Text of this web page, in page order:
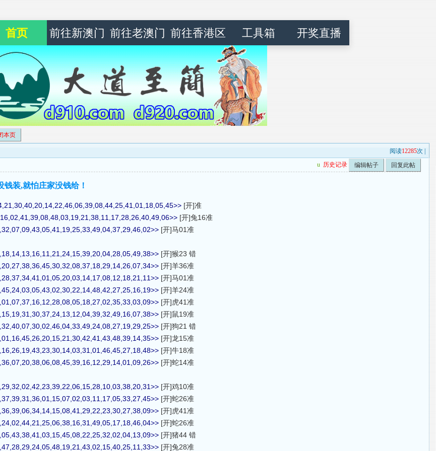
首页 前往新澳门 前往老澳门 前往香港区 工具箱 开奖直播
本页
阅读12285次 |
u 历史记录 编辑帖子 回复此帖
钱装,就怕庄家没钱给！
[开]准
[开]兔16准
[开]马01准
[开]猴23 错
[开]羊36准
[开]马01准
[开]羊24准
[开]虎41准
[开]鼠19准
[开]狗21 错
[开]龙15准
[开]牛18准
[开]蛇14准
[开]鸡10准
[开]蛇26准
[开]虎41准
[开]蛇26准
[开]猪44 错
[开]兔28准